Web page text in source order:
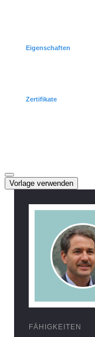
Vorlage verwenden